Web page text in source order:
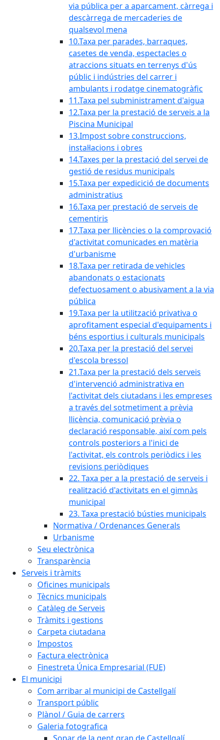
via pública per a aparcament, càrrega i
descàrrega de mercaderies de
qualsevol mena
10.Taxa per parades, barraques,
casetes de venda, espectacles o
atraccions situats en terrenys d'ús
públic i indústries del carrer i
ambulants i rodatge cinematogràfic
11.Taxa pel subministrament d'aigua
12.Taxa per la prestació de serveis a la
Piscina Municipal
13.Impost sobre construccions,
instal·lacions i obres
14.Taxes per la prestació del servei de
gestió de residus municipals
15.Taxa per expedicició de documents
administratius
16.Taxa per prestació de serveis de
cementiris
17.Taxa per llicències o la comprovació
d'activitat comunicades en matèria
d'urbanisme
18.Taxa per retirada de vehicles
abandonats o estacionats
defectuosament o abusivament a la via
pública
19.Taxa per la utilització privativa o
aprofitament especial d'equipaments i
béns esportius i culturals municipals
20.Taxa per la prestació del servei
d'escola bressol
21.Taxa per la prestació dels serveis
d'intervenció administrativa en
l'activitat dels ciutadans i les empreses
a través del sotmetiment a prèvia
llicència, comunicació prèvia o
declaració responsable, així com pels
controls posteriors a l'inici de
l'activitat, els controls periòdics i les
revisions periòdiques
22. Taxa per a la prestació de serveis i
realització d'activitats en el gimnàs
municipal
23. Taxa prestació bústies municipals
Normativa / Ordenances Generals
Urbanisme
Seu electrònica
Transparència
Serveis i tràmits
Oficines municipals
Tècnics municipals
Catàleg de Serveis
Tràmits i gestions
Carpeta ciutadana
Impostos
Factura electrònica
Finestreta Única Empresarial (FUE)
El municipi
Com arribar al municipi de Castellgalí
Transport públic
Plànol / Guia de carrers
Galeria fotografica